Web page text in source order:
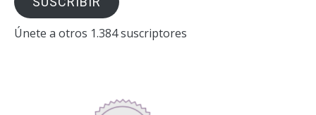
electrónico
Únete a otros 1.384 suscriptores